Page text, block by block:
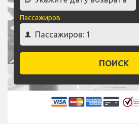
Пассажиров
ПОИСК